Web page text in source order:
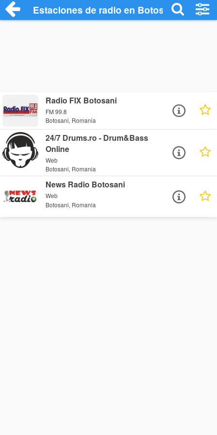
Estaciones de radio en Botosani -
Radio FIX Botosani
FM 99.8
Botosani, Romania
24/7 Drums.ro - Drum&Bass
Online
Web
Botosani, Romania
News Radio Botosani
Web
Botosani, Romania